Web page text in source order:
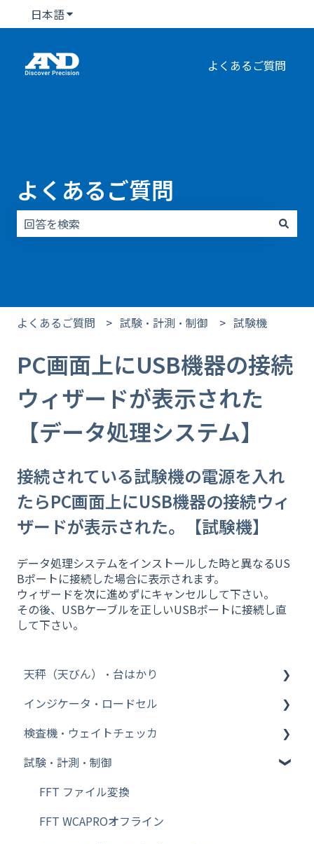
日本語翻訳のサブメニューを表示
よくあるご質問
よくあるご質問
よくあるご質問 試験・計測・制御 試験機
PC画面上にUSB機器の接続
ウィザードが表示された
【データ処理システム】
接続されている試験機の電源を入れ
たらPC画面上にUSB機器の接続ウィ
ザードが表示された。【試験機】
データ処理システムをインストールした時と異なるUS
Bポートに接続した場合に表示されます。
ウィザードを次に進めずにキャンセルして下さい。
その後、USBケーブルを正しいUSBポートに接続し直
して下さい。
天秤（天びん）・台はかり
その他【WinCT】
分析機器
台はかり
その他【比重測定キット】
Bluetooth
インジケータ・ロードセル
インジケータ
ロードセル
検査機・ウェイトチェッカ
ウェイトチェッカ
金属検出機
試験・計測・制御
FFT ファイル変換
FFT WCAPROオフライン